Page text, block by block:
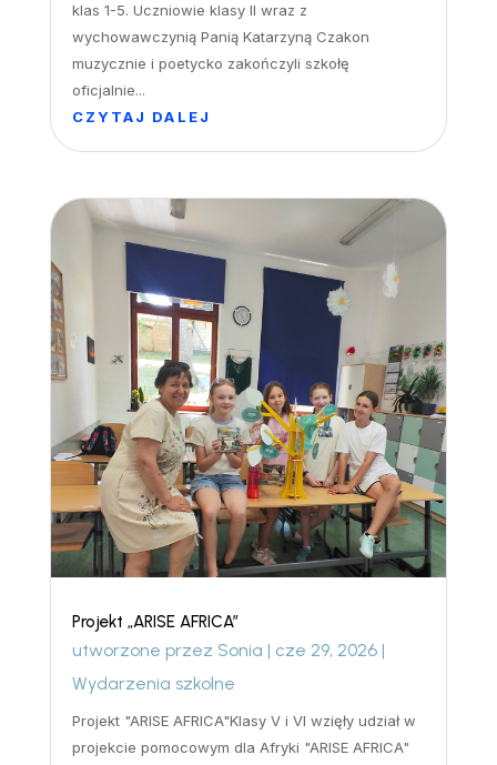
klas 1-5. Uczniowie klasy II wraz z
wychowawczynią Panią Katarzyną Czakon
muzycznie i poetycko zakończyli szkołę
oficjalnie...
CZYTAJ DALEJ
Projekt „ARISE AFRICA”
utworzone przez Sonia | cze 29, 2026|
Wydarzenia szkolne
Projekt "ARISE AFRICA"Klasy V i VI wzięły udział w
projekcie pomocowym dla Afryki "ARISE AFRICA"